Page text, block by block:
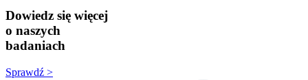
Dowiedz się więcej
o naszych
badaniach
Sprawdź >